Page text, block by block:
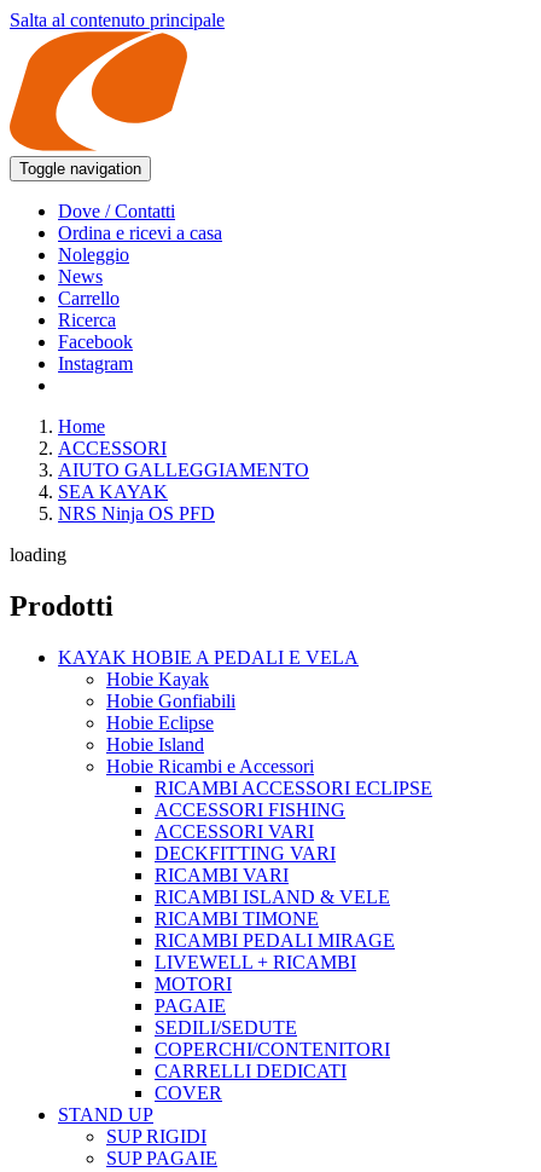
Salta al contenuto principale
Toggle navigation
Dove / Contatti
Ordina e ricevi a casa
Noleggio
News
Carrello
Ricerca
Facebook
Instagram
Home
ACCESSORI
AIUTO GALLEGGIAMENTO
SEA KAYAK
NRS Ninja OS PFD
loading
Prodotti
KAYAK HOBIE A PEDALI E VELA
Hobie Kayak
Hobie Gonfiabili
Hobie Eclipse
Hobie Island
Hobie Ricambi e Accessori
RICAMBI ACCESSORI ECLIPSE
ACCESSORI FISHING
ACCESSORI VARI
DECKFITTING VARI
RICAMBI VARI
RICAMBI ISLAND & VELE
RICAMBI TIMONE
RICAMBI PEDALI MIRAGE
LIVEWELL + RICAMBI
MOTORI
PAGAIE
SEDILI/SEDUTE
COPERCHI/CONTENITORI
CARRELLI DEDICATI
COVER
STAND UP
SUP RIGIDI
SUP PAGAIE